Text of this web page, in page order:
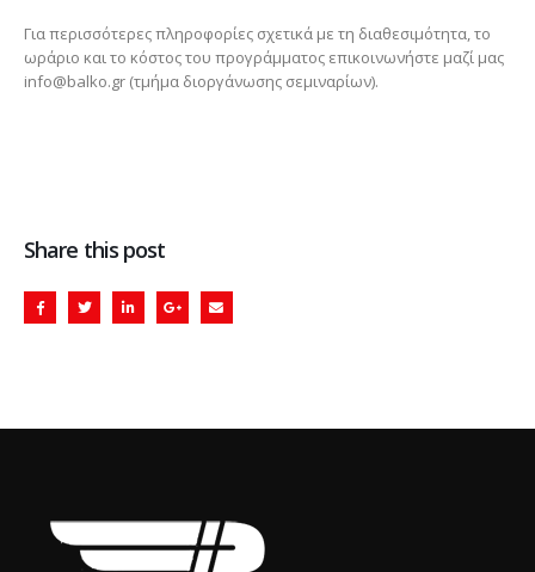
Για περισσότερες πληροφορίες σχετικά με τη διαθεσιμότητα, το
ωράριο και το κόστος του προγράμματος επικοινωνήστε μαζί μας
info@balko.gr (τμήμα διοργάνωσης σεμιναρίων).
Share this post